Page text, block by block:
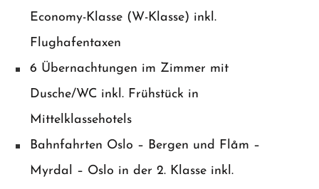
Economy-Klasse (W-Klasse) inkl.
Flughafentaxen
6 Übernachtungen im Zimmer mit
Dusche/WC inkl. Frühstück in
Mittelklassehotels
Bahnfahrten Oslo – Bergen und Flåm –
Myrdal – Oslo in der 2. Klasse inkl.